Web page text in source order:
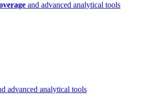
and advanced analytical tools
advanced analytical tools